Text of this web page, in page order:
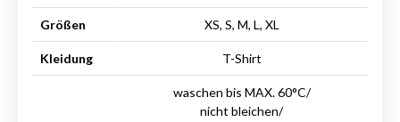
Größen XS, S, M, L, XL
Kleidung T-Shirt
waschen bis MAX. 60°C/
nicht bleichen/